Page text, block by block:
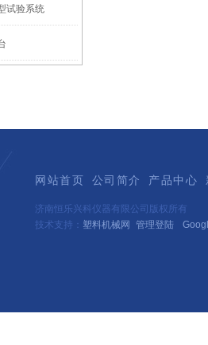
试验系统
网站首页 公司简介 产品中心
济南恒乐兴科仪器有限公司版权所有
技术支持： 塑料机械网 管理登陆